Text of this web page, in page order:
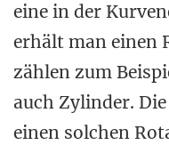
eine in der
erhält man einen
zählen zum
auch Zylinder.
einen solchen